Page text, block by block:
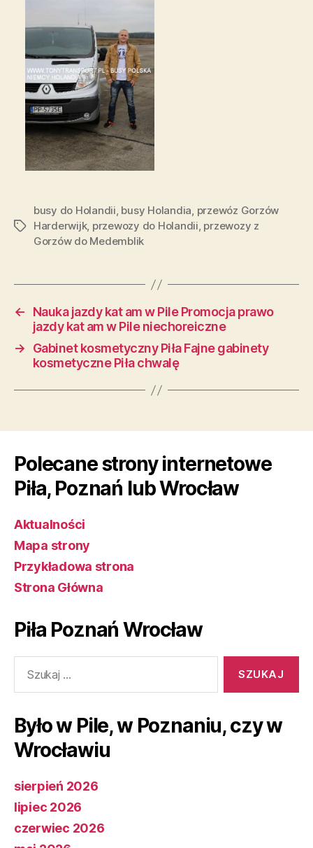
Tagi
busy do Holandii, busy Holandia, przewóz Gorzów
Harderwijk, przewozy do Holandii, przewozy z
Gorzów do Medemblik
←
Nauka jazdy kat am w Pile Promocja prawo
jazdy kat am w Pile niechoreiczne
→
Gabinet kosmetyczny Piła Fajne gabinety
kosmetyczne Piła chwalę
Polecane strony internetowe
Piła, Poznań lub Wrocław
Aktualności
Mapa strony
Przykładowa strona
Strona Główna
Piła Poznań Wrocław
Było w Pile, w Poznaniu, czy w
Wrocławiu
sierpień 2026
lipiec 2026
czerwiec 2026